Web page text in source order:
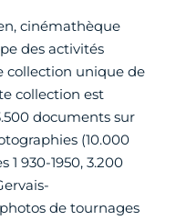
cinémathèque
des activités
collection unique de
collection est
documents sur
(10.000
930-1950, 3.200
de tournages